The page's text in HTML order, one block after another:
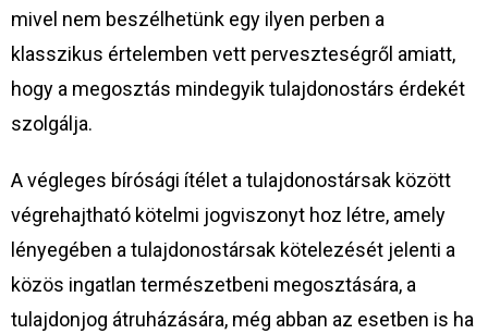
mivel nem beszélhetünk egy ilyen perben a
klasszikus értelemben vett perveszteségről amiatt,
hogy a megosztás mindegyik tulajdonostárs érdekét
szolgálja.
A végleges bírósági ítélet a tulajdonostársak között
végrehajtható kötelmi jogviszonyt hoz létre, amely
lényegében a tulajdonostársak kötelezését jelenti a
közös ingatlan természetbeni megosztására, a
tulajdonjog átruházására, még abban az esetben is ha